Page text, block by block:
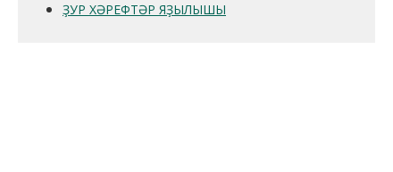
ҘУР ХӘРЕФТӘР ЯҘЫЛЫШЫ